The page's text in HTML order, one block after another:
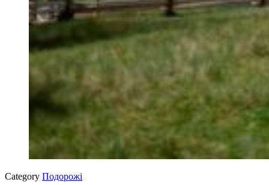
Category Подорожі